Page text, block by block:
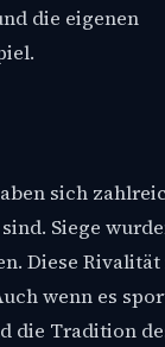
die eigenen
sich
Siege
Diese
wenn es
die Tradition